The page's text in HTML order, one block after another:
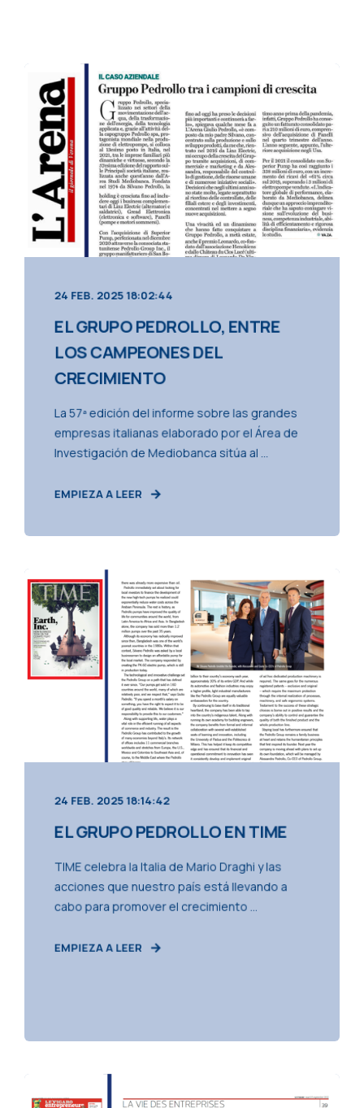
24 FEB. 2025 18:02:44
EL GRUPO PEDROLLO, ENTRE
LOS CAMPEONES DEL
CRECIMIENTO
La 57ª edición del informe sobre las grandes
empresas italianas elaborado por el Área de
Investigación de Mediobanca sitúa al ...
EMPIEZA A LEER
24 FEB. 2025 18:14:42
EL GRUPO PEDROLLO EN TIME
TIME celebra la Italia de Mario Draghi y las
acciones que nuestro país está llevando a
cabo para promover el crecimiento ...
EMPIEZA A LEER